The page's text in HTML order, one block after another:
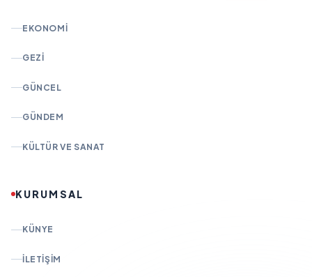
EKONOMI
GEZI
GÜNCEL
GÜNDEM
KÜLTÜR VE SANAT
KURUMSAL
KÜNYE
İLETIŞIM